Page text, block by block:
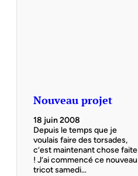
Nouveau projet
18 juin 2008
Depuis le temps que je
voulais faire des torsades,
c’est maintenant chose faite
! J’ai commencé ce nouveau
tricot samedi…